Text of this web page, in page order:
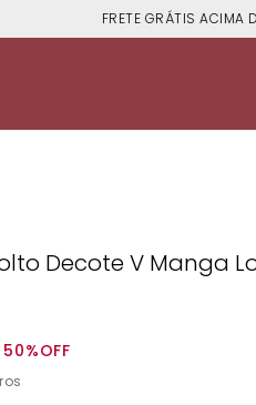
FRETE GRÁTIS ACIMA DE
Decote V Manga
50%OFF